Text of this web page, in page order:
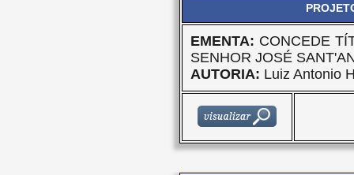
EMENTA: CONCEDE
SENHOR JOSÉ
AUTORIA: Luiz Antonio